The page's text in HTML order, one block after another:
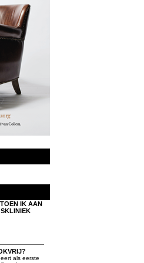
IK AAN
als eerste